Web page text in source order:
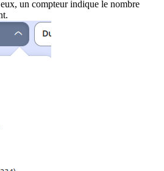
un compteur indique le nombre